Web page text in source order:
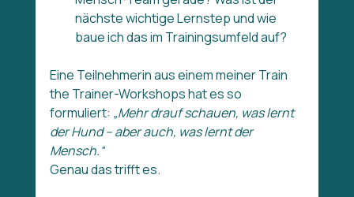
nächste wichtige Lernstep und wie
baue ich das im Trainingsumfeld auf?
Eine Teilnehmerin aus einem meiner Train
the Trainer-Workshops hat es so
formuliert: „Mehr drauf schauen, was lernt
der Hund – aber auch, was lernt der
Mensch.“
Genau das trifft es.